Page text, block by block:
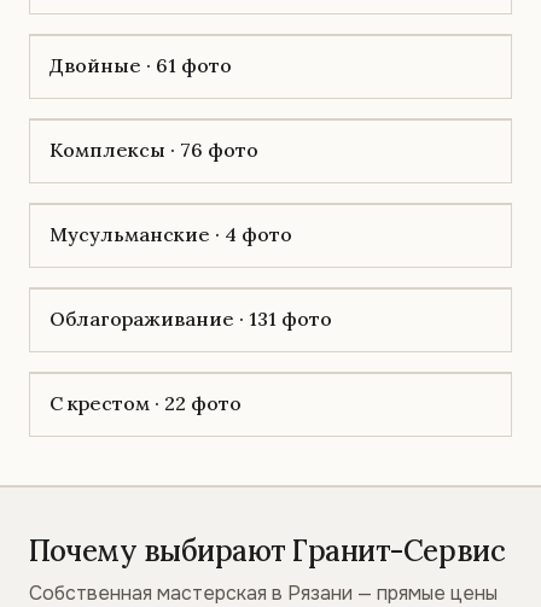
Двойные · 61 фото
Комплексы · 76 фото
Мусульманские · 4 фото
Облагораживание · 131 фото
С крестом · 22 фото
Почему выбирают Гранит-Сервис
Собственная мастерская в Рязани — прямые цены